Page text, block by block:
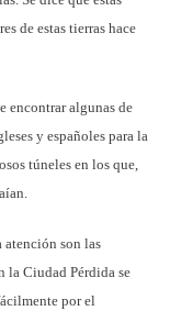
de estas tierras hace
encontrar algunas de
y españoles para la
túneles en los que,
atención son las
la Ciudad Pérdida se
por el